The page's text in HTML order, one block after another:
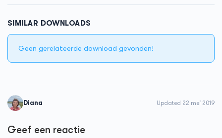
SIMILAR DOWNLOADS
Geen gerelateerde download gevonden!
Diana Updated 22 mei 2019
Geef een reactie